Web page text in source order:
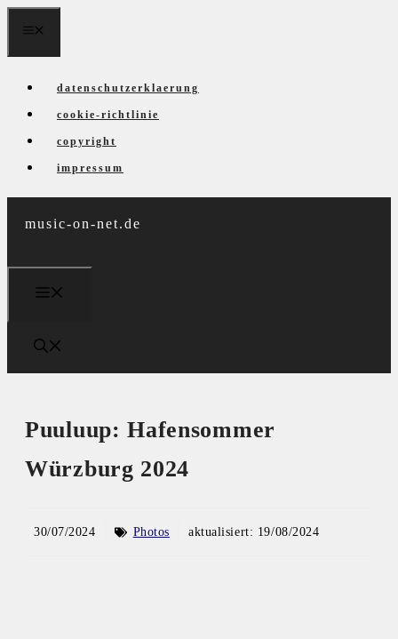
datenschutzerklaerung
cookie-richtlinie
copyright
impressum
music-on-net.de
Puuluup: Hafensommer
Würzburg 2024
30/07/2024 Photos aktualisiert: 19/08/2024